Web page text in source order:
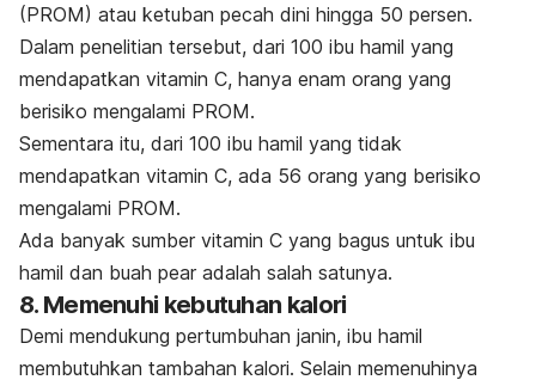
(PROM) atau ketuban pecah dini hingga 50 persen.
Dalam penelitian tersebut, dari 100 ibu hamil yang
mendapatkan vitamin C, hanya enam orang yang
berisiko mengalami PROM.
Sementara itu, dari 100 ibu hamil yang tidak
mendapatkan vitamin C, ada 56 orang yang berisiko
mengalami PROM.
Ada banyak sumber vitamin C yang bagus untuk ibu
hamil dan buah pear adalah salah satunya.
8. Memenuhi kebutuhan kalori
Demi mendukung pertumbuhan janin, ibu hamil
membutuhkan tambahan kalori. Selain memenuhinya